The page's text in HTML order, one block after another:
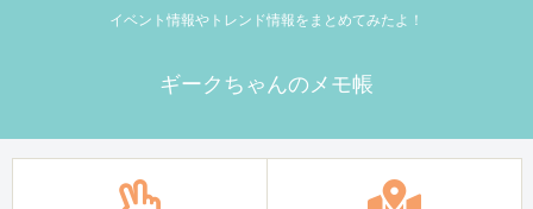
イベント情報やトレンド情報をまとめてみたよ！
ギークちゃんのメモ帳